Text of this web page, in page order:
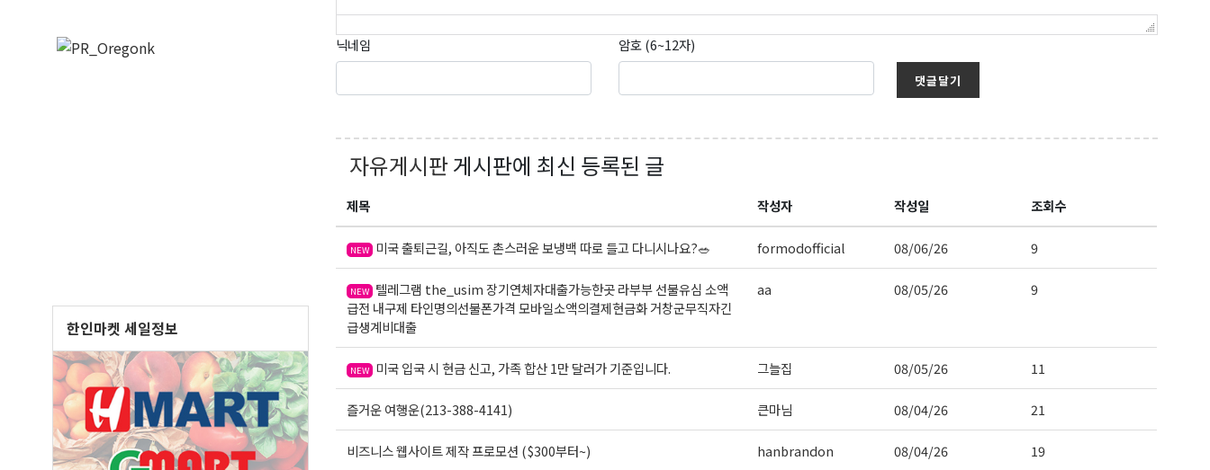
한인마켓 세일정보
닉네임 암호 (6~12자)
댓글달기
자유게시판게시판에 최신 등록된 글
제목 작성자 작성일 조회수
NEW 미국 출퇴근길, 아직도 촌스러운 보냉백 따로 들고 다니시나요?🥗 formodofficial 08/06/26 9
NEW 텔레그램 the_usim 장기연체자대출가능한곳 라부부 선불유심 소액
급전 내구제 타인명의선불폰가격 모바일소액의결제현금화 거창군무직자긴
급생계비대출
aa 08/05/26 9
NEW 미국 입국 시 현금 신고, 가족 합산 1만 달러가 기준입니다. 그늘집 08/05/26 11
즐거운 여행운(213-388-4141) 큰마님 08/04/26 21
비즈니스 웹사이트 제작 프로모션 ($300부터~) hanbrandon 08/04/26 19
오레곤K 뉴스레터 구독
매주 오레곤K 뉴스레터를 통해 다양한 로컬소식과 오레곤 한인 사회 정보를 받아
Email
First Name
Last Name
by using the SafeUnsubscribe® link, found at the bottom of every email.
Emails are serviced by Constant Contact.